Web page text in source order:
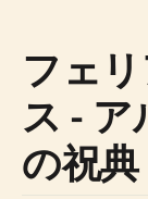
フェ
ス -
の祝典